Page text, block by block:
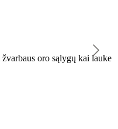
oro sąlygų kai lauke